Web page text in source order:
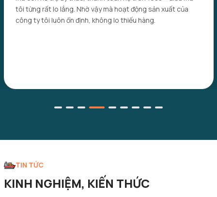
đội ngũ hỗ trợ sau bán cực kỳ nhiệt tình. Tỷ lệ đơn có VAT
đạt 100%, giúp công ty tôi tối ưu chi phí hợp pháp.
TIN TỨC
KINH NGHIỆM, KIẾN THỨC